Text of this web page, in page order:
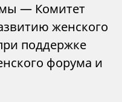
— Комитет
женского
поддержке
форума и